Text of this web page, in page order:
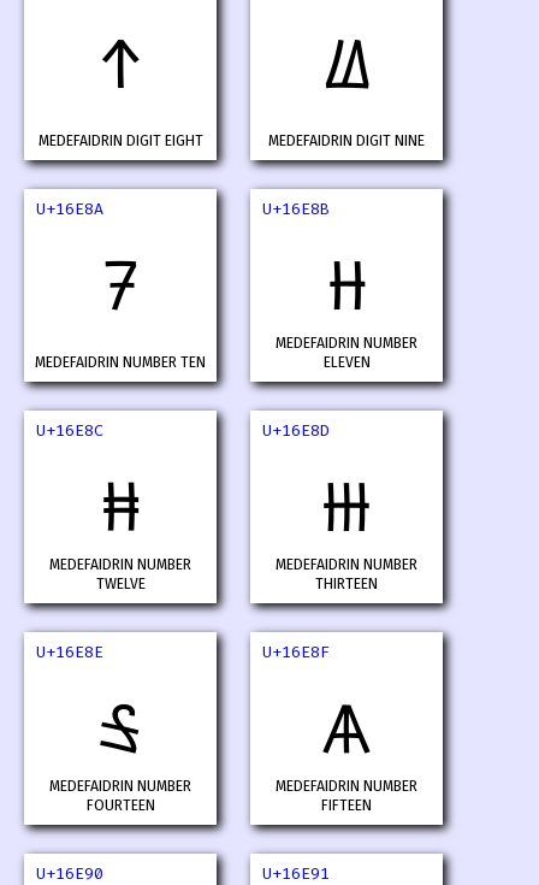
𖺈
MEDEFAIDRIN DIGIT EIGHT
𖺉
MEDEFAIDRIN DIGIT NINE
U+16E8A
𖺊
MEDEFAIDRIN NUMBER TEN
U+16E8B
𖺋
MEDEFAIDRIN NUMBER
ELEVEN
U+16E8C
𖺌
MEDEFAIDRIN NUMBER
TWELVE
U+16E8D
𖺍
MEDEFAIDRIN NUMBER
THIRTEEN
U+16E8E
𖺎
MEDEFAIDRIN NUMBER
FOURTEEN
U+16E8F
𖺏
MEDEFAIDRIN NUMBER
FIFTEEN
U+16E90 U+16E91